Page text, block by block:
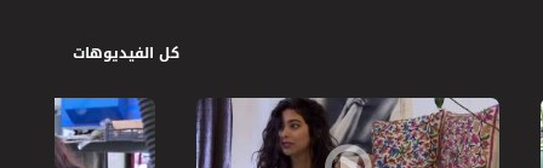
كل الفيديوهات